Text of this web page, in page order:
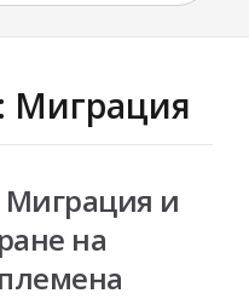
Миграция
и
на